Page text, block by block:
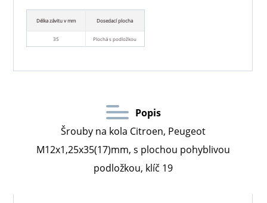
Délka závitu v mm Dosedací plocha
35 Plochá s podložkou
Popis
Šrouby na kola Citroen, Peugeot
M12x1,25x35(17)mm, s plochou pohyblivou
podložkou, klíč 19